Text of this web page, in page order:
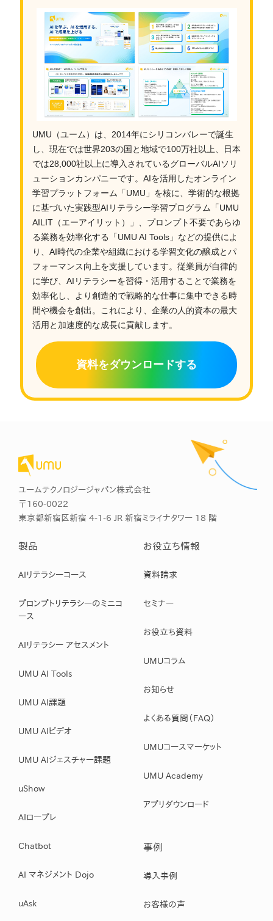
UMU（ユーム）は、2014年にシリコンバレーで誕生
し、現在では世界203の国と地域で100万社以上、日本
では28,000社以上に導入されているグローバルAIソリ
ューションカンパニーです。AIを活用したオンライン
学習プラットフォーム「UMU」を核に、学術的な根拠
に基づいた実践型AIリテラシー学習プログラム「UMU
AILIT（エーアイリット）」、プロンプト不要であらゆ
る業務を効率化する「UMU AI Tools」などの提供によ
り、AI時代の企業や組織における学習文化の醸成とパ
フォーマンス向上を支援しています。従業員が自律的
に学び、AIリテラシーを習得・活用することで業務を
効率化し、より創造的で戦略的な仕事に集中できる時
間や機会を創出。これにより、企業の人的資本の最大
活用と加速度的な成長に貢献します。
資料をダウンロードする
ユームテクノロジージャパン株式会社
〒160-0022
東京都新宿区新宿 4-1-6 JR 新宿ミライナタワー 18 階
製品
AIリテラシーコース
プロンプトリテラシーのミニコ
ース
AIリテラシー アセスメント
UMU AI Tools
UMU AI課題
UMU AIビデオ
UMU AIジェスチャー課題
uShow
AIロープレ
Chatbot
AI マネジメント Dojo
uAsk
お役立ち情報
資料請求
セミナー
お役立ち資料
UMUコラム
お知らせ
よくある質問（FAQ）
UMUコースマーケット
UMU Academy
アプリダウンロード
事例
導入事例
お客様の声